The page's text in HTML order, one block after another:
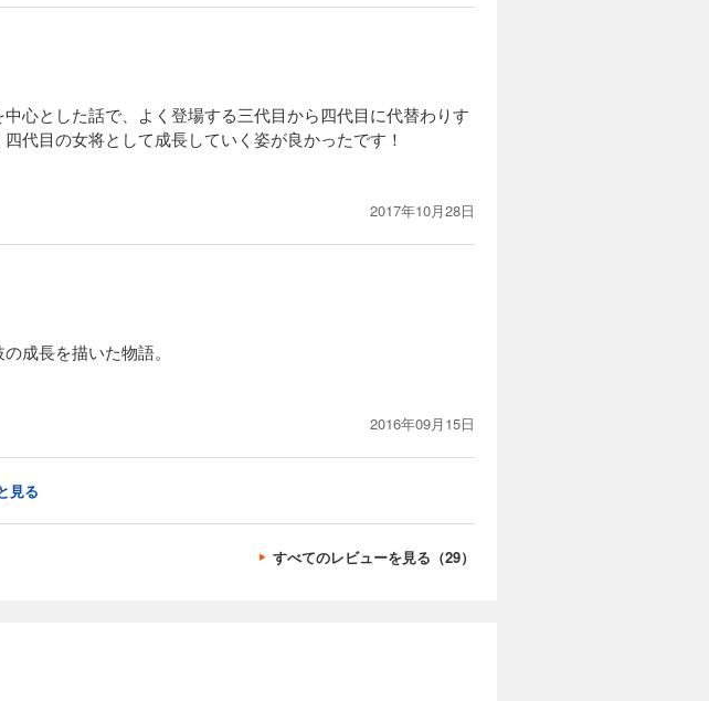
心とした話で、よく登場する三代目から四代目に代替わりす
代目の女将として成長していく姿が良かったです！
2017年10月28日
成長を描いた物語。
2016年09月15日
見る
すべてのレビューを見る（29）